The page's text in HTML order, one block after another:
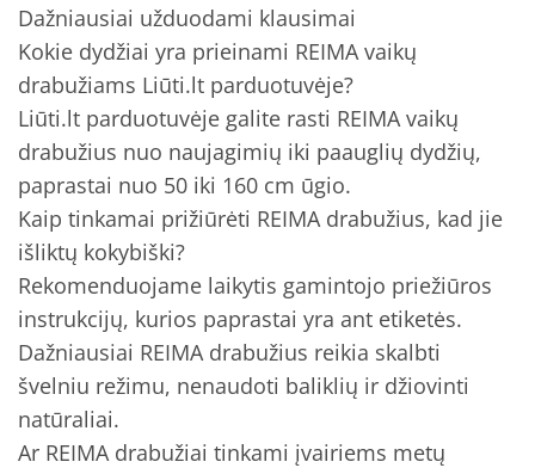
Dažniausiai užduodami klausimai
Kokie dydžiai yra prieinami REIMA vaikų
drabužiams Liūti.lt parduotuvėje?
Liūti.lt parduotuvėje galite rasti REIMA vaikų
drabužius nuo naujagimių iki paauglių dydžių,
paprastai nuo 50 iki 160 cm ūgio.
Kaip tinkamai prižiūrėti REIMA drabužius, kad jie
išliktų kokybiški?
Rekomenduojame laikytis gamintojo priežiūros
instrukcijų, kurios paprastai yra ant etiketės.
Dažniausiai REIMA drabužius reikia skalbti
švelniu režimu, nenaudoti baliklių ir džiovinti
natūraliai.
Ar REIMA drabužiai tinkami įvairiems metų